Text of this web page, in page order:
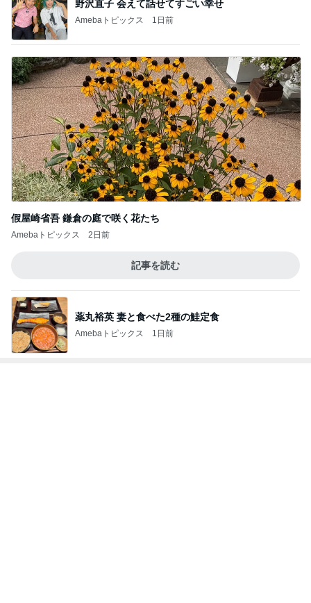
假屋崎省吾 鎌倉の庭で咲く花たち
Amebaトピックス
記事を読む
薬丸裕英 妻と食べた2種の鮭定食
Amebaトピックス 1日前
次世代掃除機がやってきた！！
Amebaトピックス 6時間前
Amebaトピックス 1日前
小川菜摘 1番好きかもしれない食事
Amebaトピックス 17時間前